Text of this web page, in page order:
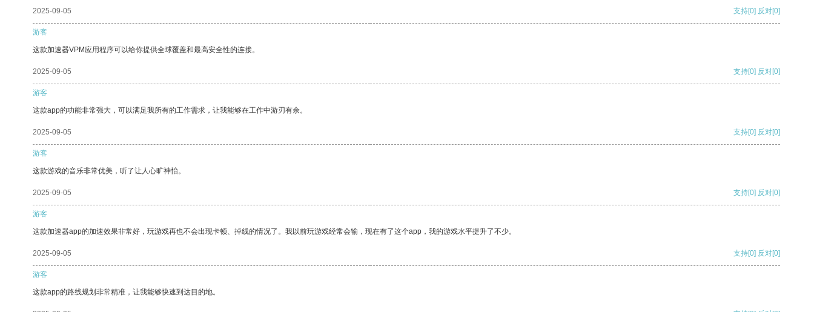
2025-09-05 支持[0] 反对[0]
游客
这款加速器VPM应用程序可以给你提供全球覆盖和最高安全性的连接。
2025-09-05 支持[0] 反对[0]
游客
这款app的功能非常强大，可以满足我所有的工作需求，让我能够在工作中游刃有余。
2025-09-05 支持[0] 反对[0]
游客
这款游戏的音乐非常优美，听了让人心旷神怡。
2025-09-05 支持[0] 反对[0]
游客
这款加速器app的加速效果非常好，玩游戏再也不会出现卡顿、掉线的情况了。我以前玩游戏经常会输，现在有了这个app，我的游戏水平提升了不少。
2025-09-05 支持[0] 反对[0]
游客
这款app的路线规划非常精准，让我能够快速到达目的地。